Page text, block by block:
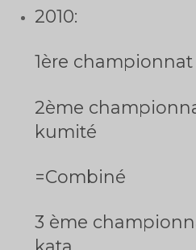
2010:
1ère
2ème
kumité
=Combiné
3 ème